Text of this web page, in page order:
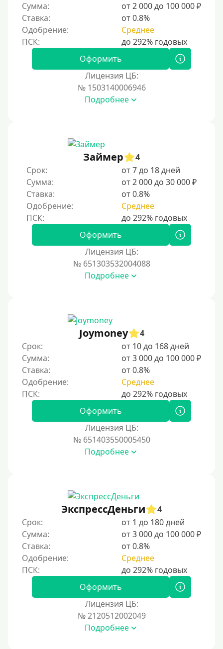
По загранпаспорту
По военному билету
По водительскому удостоверению
Без СНИЛСа
Без подтверждения дохода
Без справок и поручителей
Без посредников
Процент
С пролонгацией (продлением)
Под высокий процент
С ежемесячным платежом
Под низкий процент
Без процентов
Первый займ без процентов
Без процентов на 30 дней
С возможностью частичного погашения
Надежные
Без обмана
Без предоплат
Без электронной почты
С автоматическим одобрением
Без номера телефона
Без платных услуг и подписок
Сумма:
от 2 000 до 100 000 ₽
Ставка:
от 0.8%
Одобрение:
Среднее
Оформить
Лицензия ЦБ:
№ 1503140006946
Подробнее
Займер
4
Срок:
от 7 до 18 дней
Сумма:
от 2 000 до 30 000 ₽
Ставка:
от 0.8%
Одобрение:
Среднее
Оформить
Лицензия ЦБ:
№ 651303532004088
Подробнее
Joymoney
4
Срок:
от 10 до 168 дней
Сумма:
от 3 000 до 100 000 ₽
Ставка:
от 0.8%
Одобрение:
Среднее
Оформить
Лицензия ЦБ:
№ 651403550005450
Подробнее
ЭкспрессДеньги
4
Срок:
от 1 до 180 дней
Сумма:
от 3 000 до 100 000 ₽
Ставка:
от 0.8%
Одобрение:
Среднее
Оформить
Лицензия ЦБ:
№ 2120512002049
Подробнее